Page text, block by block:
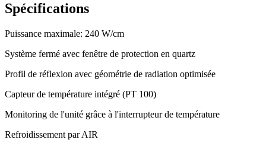
Spécifications
Puissance maximale: 240 W/cm
Système fermé avec fenêtre de protection en quartz
Profil de réflexion avec géométrie de radiation optimisée
Capteur de température intégré (PT 100)
Monitoring de l'unité grâce à l'interrupteur de température
Refroidissement par AIR